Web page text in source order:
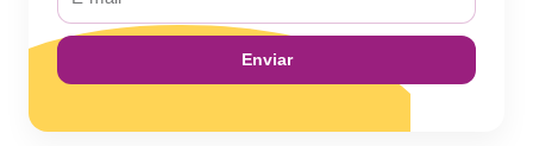
mail
Enviar